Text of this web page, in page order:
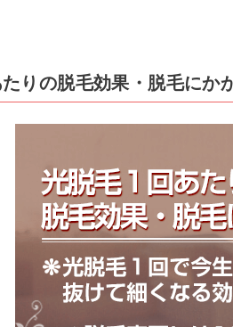
りの脱毛効果・脱毛にか